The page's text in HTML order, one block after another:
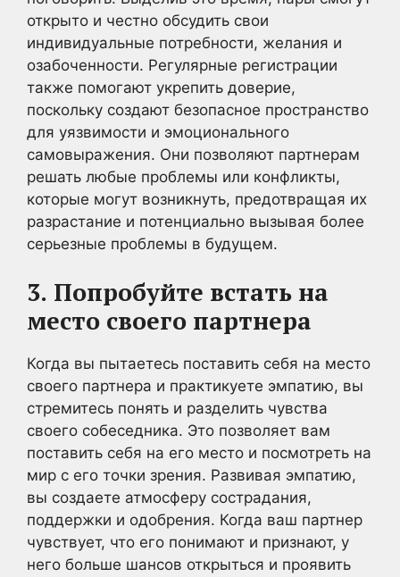
открыто и честно обсудить свои
индивидуальные потребности, желания и
озабоченности. Регулярные регистрации
также помогают укрепить доверие,
поскольку создают безопасное пространство
для уязвимости и эмоционального
самовыражения. Они позволяют партнерам
решать любые проблемы или конфликты,
которые могут возникнуть, предотвращая их
разрастание и потенциально вызывая более
серьезные проблемы в будущем.
3. Попробуйте встать на
место своего партнера
Когда вы пытаетесь поставить себя на место
своего партнера и практикуете эмпатию, вы
стремитесь понять и разделить чувства
своего собеседника. Это позволяет вам
поставить себя на его место и посмотреть на
мир с его точки зрения. Развивая эмпатию,
вы создаете атмосферу сострадания,
поддержки и одобрения. Когда ваш партнер
чувствует, что его понимают и признают, у
него больше шансов открыться и проявить